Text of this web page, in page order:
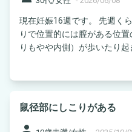
現在妊娠16週です。 先週く
りで位置的には膣がある位
りもやや内側）が歩いたり起
鼠径部にしこりがある